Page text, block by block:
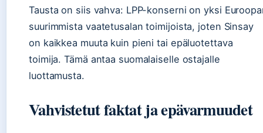
Tausta on siis vahva: LPP-konserni on yksi
suurimmista vaatetusalan toimijoista, joten Sinsay
on kaikkea muuta kuin pieni tai epäluotettava
toimija. Tämä antaa suomalaiselle ostajalle
luottamusta.
Vahvistetut faktat ja epävarmuudet